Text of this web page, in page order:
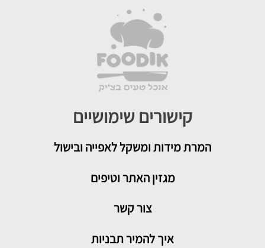
קישורים שימושיים
המרת מידות ומשקל לאפייה ובישול
מגזין האתר וטיפים
צור קשר
איך להמיר תבניות